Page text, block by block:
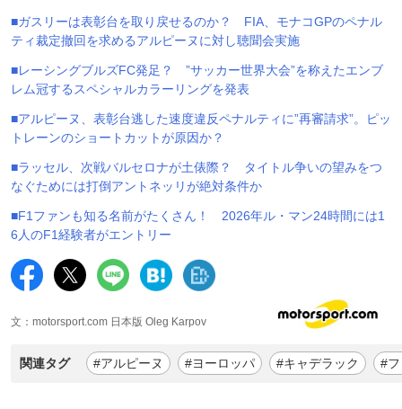
■ガスリーは表彰台を取り戻せるのか？ FIA、モナコGPのペナル
ティ裁定撤回を求めるアルピーヌに対し聴聞会実施
■レーシングブルズFC発足？ ”サッカー世界大会”を称えたエンブ
レム冠するスペシャルカラーリングを発表
■アルピーヌ、表彰台逃した速度違反ペナルティに”再審請求”。ピッ
トレーンのショートカットが原因か？
■ラッセル、次戦バルセロナが土俵際？ タイトル争いの望みをつ
なぐためには打倒アントネッリが絶対条件か
■F1ファンも知る名前がたくさん！ 2026年ル・マン24時間には1
6人のF1経験者がエントリー
文：motorsport.com 日本版 Oleg Karpov
関連タグ #アルピーヌ #ヨーロッパ #キャデラック #